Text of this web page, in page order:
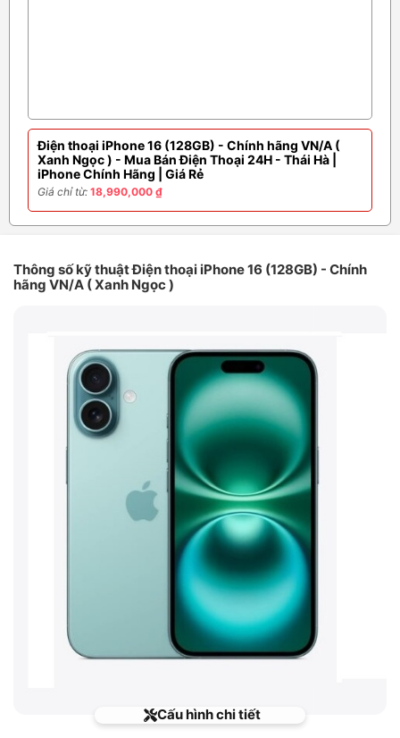
Điện thoại iPhone 16 (128GB) - Chính hãng VN/A (
Xanh Ngọc ) - Mua Bán Điện Thoại 24H - Thái Hà |
iPhone Chính Hãng | Giá Rẻ
Giá chỉ từ: 18,990,000 ₫
Thông số kỹ thuật Điện thoại iPhone 16 (128GB) - Chính
hãng VN/A ( Xanh Ngọc )
Cấu hình chi tiết